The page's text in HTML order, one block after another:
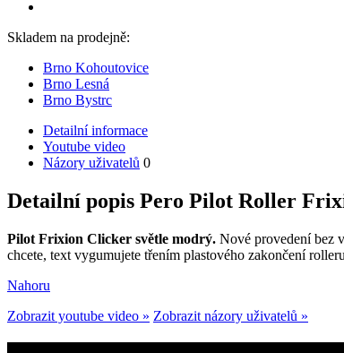
Skladem na prodejně:
Brno Kohoutovice
Brno Lesná
Brno Bystrc
Detailní informace
Youtube video
Názory uživatelů 0
Detailní popis Pero Pilot Roller
Pilot Frixion Clicker světle modrý. Nové provedení bez
chcete, text vygumujete třením plastového zakončení
Nahoru
Zobrazit youtube video » Zobrazit názory uživatelů »